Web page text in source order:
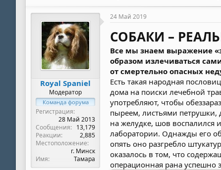
Royal Spaniel
Модератор
Команда форума
Регистрация
28 Май 2013
Сообщения
13,179
Реакции
2,885
Местоположение
г. Минск
Имя
Тамара
24 Май 2019
СОБАКИ –
Все мы знаем выражение
образом излечиваться
от смертельно опасных
Есть такая народная
дома на поиски лечебной
употребляют, чтобы
пыреем, листьями петрушки,
на желудке, шов воспалился
лаборатории. Однажды его
опять оно разгребло
оказалось в том, что
операционная рана успешно